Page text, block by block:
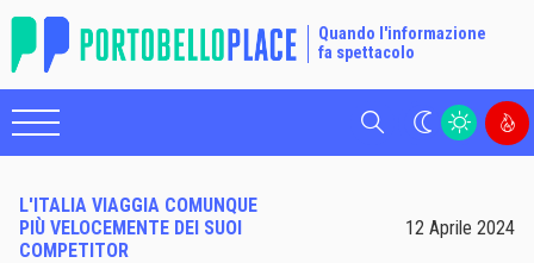
Quando l'informazione
fa spettacolo
Cerca
L'ITALIA VIAGGIA COMUNQUE
PIÙ VELOCEMENTE DEI SUOI
COMPETITOR
12 Aprile 2024